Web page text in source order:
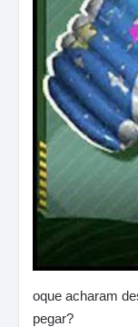
oque acharam
pegar?